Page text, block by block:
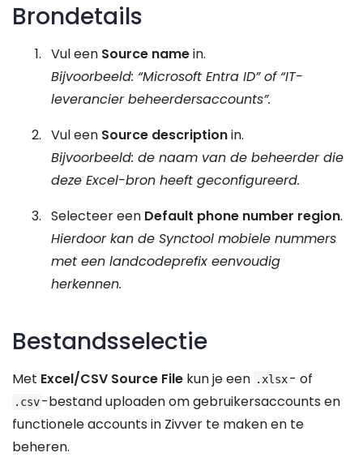
Brondetails
Vul een Source namein.
Bijvoorbeeld: “Microsoft Entra ID” of “IT-
leverancier beheerdersaccounts”.
Vul een Source descriptionin.
Bijvoorbeeld: de naam van de beheerder die
deze Excel-bron heeft geconfigureerd.
Selecteer een Default phone number region.
Hierdoor kan de Synctool mobiele nummers
met een landcodeprefix eenvoudig
herkennen.
Bestandsselectie
Met Excel/CSV Source File kun je een .xlsx- of
.csv-bestand uploaden om gebruikersaccounts en
functionele accounts in Zivver te maken en te
beheren.